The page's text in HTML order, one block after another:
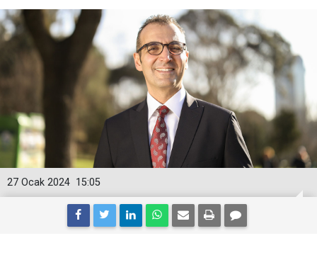
15:05
27 Ocak 2024